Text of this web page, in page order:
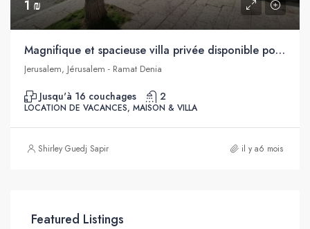
1 ₪
Magnifique et spacieuse villa privée disponible pour les vacances, à louer au cœur de Jérusalem
Jerusalem, Jérusalem - Ramat Denia
Jusqu'à 16 couchages 2
LOCATION DE VACANCES, MAISON & VILLA
Shirley Guedj Sapir il y a6 mois
Featured Listings